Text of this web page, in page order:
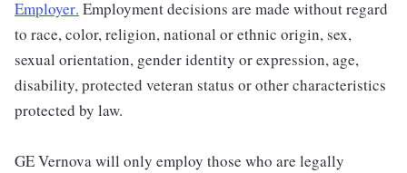
Employer. Employment decisions are made without regard
to race, color, religion, national or ethnic origin, sex,
sexual orientation, gender identity or expression, age,
disability, protected veteran status or other characteristics
protected by law.
GE Vernova will only employ those who are legally